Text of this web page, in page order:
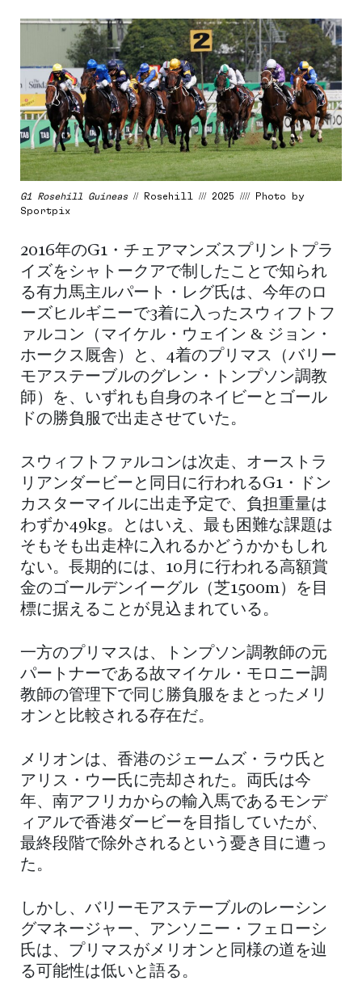
G1 Rosehill Guineas// Rosehill /// 2025 //// Photo by
Sportpix
2016年のG1・チェアマンズスプリントプラ
イズをシャトークアで制したことで知られ
る有力馬主ルパート・レグ氏は、今年のロ
ーズヒルギニーで3着に入ったスウィフトフ
ァルコン（マイケル・ウェイン & ジョン・
ホークス厩舎）と、4着のプリマス（バリー
モアステーブルのグレン・トンプソン調教
師）を、いずれも自身のネイビーとゴール
ドの勝負服で出走させていた。
スウィフトファルコンは次走、オーストラ
リアンダービーと同日に行われるG1・ドン
カスターマイルに出走予定で、負担重量は
わずか49kg。とはいえ、最も困難な課題は
そもそも出走枠に入れるかどうかかもしれ
ない。長期的には、10月に行われる高額賞
金のゴールデンイーグル（芝1500m）を目
標に据えることが見込まれている。
一方のプリマスは、トンプソン調教師の元
パートナーである故マイケル・モロニー調
教師の管理下で同じ勝負服をまとったメリ
オンと比較される存在だ。
メリオンは、香港のジェームズ・ラウ氏と
アリス・ウー氏に売却された。両氏は今
年、南アフリカからの輸入馬であるモンデ
ィアルで香港ダービーを目指していたが、
最終段階で除外されるという憂き目に遭っ
た。
しかし、バリーモアステーブルのレーシン
グマネージャー、アンソニー・フェローシ
氏は、プリマスがメリオンと同様の道を辿
る可能性は低いと語る。